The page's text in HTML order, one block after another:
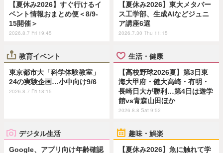
【夏休み2026】すぐ行けるイ
ベント情報おまとめ便＜8/9-
15開催＞
2026.8.7 Fri 19:45
【夏休み2026】東大メタバー
ス工学部、生成AIなどジュニ
ア講座6選
2026.7.30 Thu 11:15
教育イベント
東京都市大「科学体験教室」
24の実験企画…小中向け9/6
2026.8.7 Fri 18:15
生活・健康
【高校野球2026夏】第3日東
海大甲府・健大高崎・有明・
長崎日大が勝利…第4日は遊学
館vs青森山田ほか
2026.8.8 Sat 9:52
デジタル生活
Google、アプリ向け年齢確認
趣味・娯楽
【夏休み2026】魚に触れて学